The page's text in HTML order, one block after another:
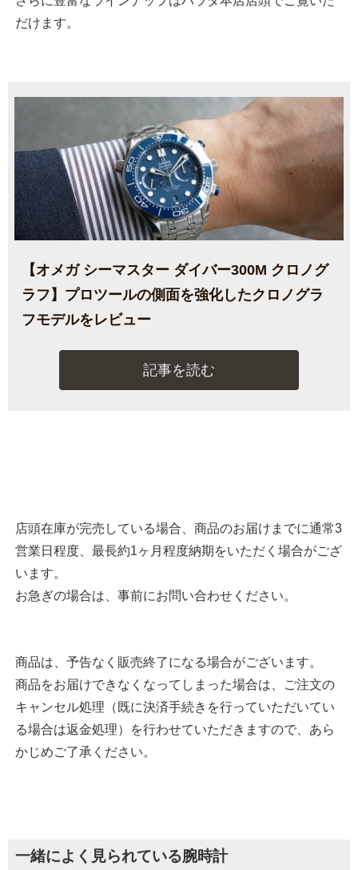
だけます。
【オメガ シーマスター ダイバー300M クロノグ
ラフ】プロツールの側面を強化したクロノグラ
フモデルをレビュー
記事を読む
店頭在庫が完売している場合、商品のお届けまでに通常3
営業日程度、最長約1ヶ月程度納期をいただく場合がござ
います。
お急ぎの場合は、事前にお問い合わせください。
商品は、予告なく販売終了になる場合がございます。
商品をお届けできなくなってしまった場合は、ご注文の
キャンセル処理（既に決済手続きを行っていただいてい
る場合は返金処理）を行わせていただきますので、あら
かじめご了承ください。
一緒によく見られている腕時計